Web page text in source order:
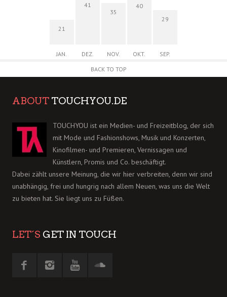
21
JAN.
41
DEZ.
35
NOV.
40
OKT.
29
SEP.
BACK TO TOP
ABOUT TOUCHYOU.DE
TOUCHYOU ist ein Medien- und Freizeitblog, der sich
mit Mode und Fashionshows, Musik und Konzerten,
Kinofilmen- und Premieren, Vernissagen und
Künstlern, Promis und Co. beschäftigt.
Dabei zählt unsere Meinung, die wir hier verbreiten, denn wir sind
unabhängig, frei und hungrig nach allem Neuen, was uns die Welt
zu bieten hat. Sie liegt uns zu Füßen.
LET´S GET IN TOUCH